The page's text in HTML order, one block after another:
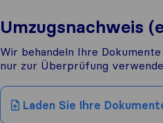
Umzugsnachweis
Wir behandeln Ihre
nur zur Überprüfung
Laden Sie Ihre